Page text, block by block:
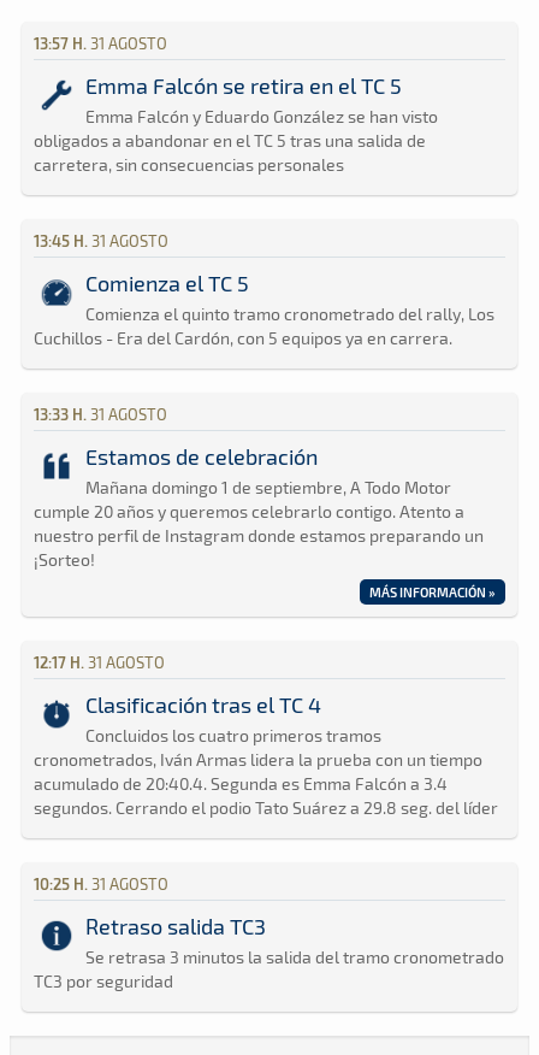
13:57 H. 31 AGOSTO
Emma Falcón se retira en el TC 5
Emma Falcón y Eduardo González se han visto
obligados a abandonar en el TC 5 tras una salida de
carretera, sin consecuencias personales
13:45 H. 31 AGOSTO
Comienza el TC 5
Comienza el quinto tramo cronometrado del rally, Los
Cuchillos - Era del Cardón, con 5 equipos ya en carrera.
13:33 H. 31 AGOSTO
Estamos de celebración
Mañana domingo 1 de septiembre, A Todo Motor
cumple 20 años y queremos celebrarlo contigo. Atento a
nuestro perfil de Instagram donde estamos preparando un
¡Sorteo!
MÁS INFORMACIÓN »
12:17 H. 31 AGOSTO
Clasificación tras el TC 4
Concluidos los cuatro primeros tramos
cronometrados, Iván Armas lidera la prueba con un tiempo
acumulado de 20:40.4. Segunda es Emma Falcón a 3.4
segundos. Cerrando el podio Tato Suárez a 29.8 seg. del líder
10:25 H. 31 AGOSTO
Retraso salida TC3
Se retrasa 3 minutos la salida del tramo cronometrado
TC3 por seguridad